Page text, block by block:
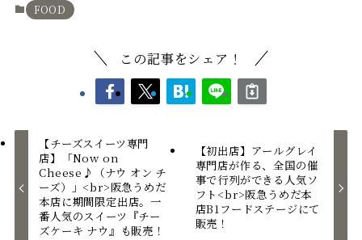
FOOD
この記事をシェア！
【チーズスイーツ専門
店】「Now on
Cheese♪（ナウ オン チ
ーズ）」<br>阪急うめだ
本店に期間限定出店。一
番人気のスイーツ『チー
ズケーキ ナウ』も販売！
【初出店】アールグレイ
専門店が作る、全国の催
事で行列ができる人気ソ
フト<br>阪急うめだ本
店B1フードステージにて
販売！